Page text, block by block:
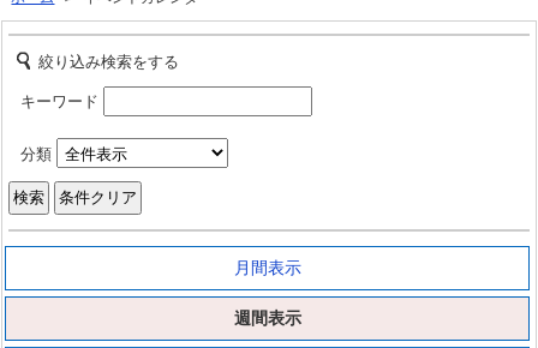
絞り込み検索をする
キーワード
分類
月間表示
週間表示